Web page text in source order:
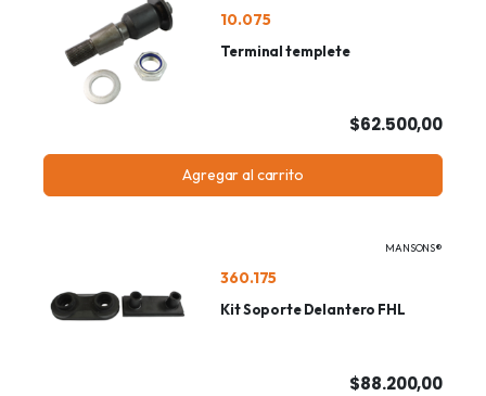
10.075
Terminal templete
$62.500,00
Agregar al carrito
MANSONS®
360.175
Kit Soporte Delantero FHL
$88.200,00